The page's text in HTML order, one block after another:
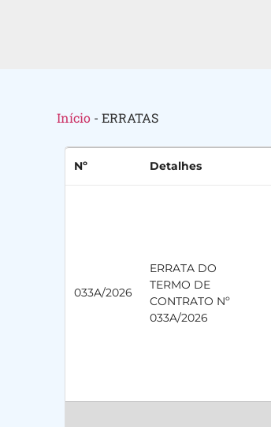
Início - ERRATAS
Nº Detalhes
033A/2026
ERRATA DO
TERMO DE
CONTRATO Nº
033A/2026